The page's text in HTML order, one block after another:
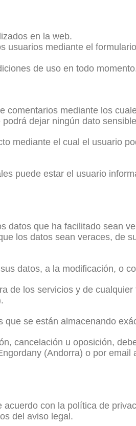
en la web.
usuarios mediante el
de uso en todo
comentarios mediante los
dejar ningún dato
mediante el cual el usuario
puede estar el usuario
datos que ha facilitado sean
los datos sean veraces, de
datos, a la modificación, o
de los servicios y de
se están almacenando
cancelación u oposición,
(Andorra) o por email
con la política de
del aviso legal.